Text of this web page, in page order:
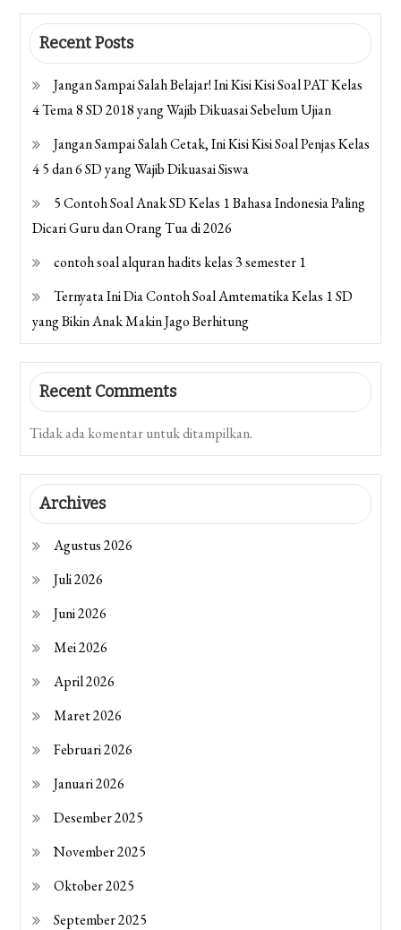
Recent Posts
Jangan Sampai Salah Belajar! Ini Kisi Kisi Soal PAT Kelas
4 Tema 8 SD 2018 yang Wajib Dikuasai Sebelum Ujian
Jangan Sampai Salah Cetak, Ini Kisi Kisi Soal Penjas Kelas
4 5 dan 6 SD yang Wajib Dikuasai Siswa
5 Contoh Soal Anak SD Kelas 1 Bahasa Indonesia Paling
Dicari Guru dan Orang Tua di 2026
contoh soal alquran hadits kelas 3 semester 1
Ternyata Ini Dia Contoh Soal Amtematika Kelas 1 SD
yang Bikin Anak Makin Jago Berhitung
Recent Comments
Tidak ada komentar untuk ditampilkan.
Archives
Agustus 2026
Juli 2026
Juni 2026
Mei 2026
April 2026
Maret 2026
Februari 2026
Januari 2026
Desember 2025
November 2025
Oktober 2025
September 2025